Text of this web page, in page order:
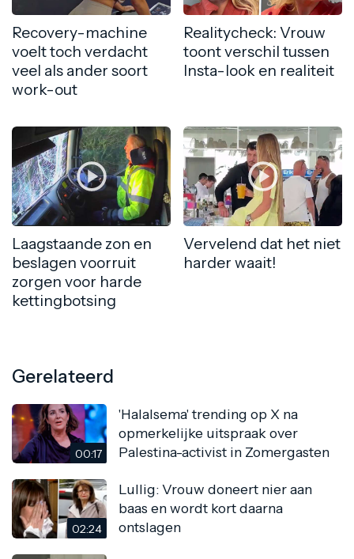
Recovery-machine
voelt toch verdacht
veel als ander soort
work-out
Realitycheck: Vrouw
toont verschil tussen
Insta-look en realiteit
Laagstaande zon en
beslagen voorruit
zorgen voor harde
kettingbotsing
Vervelend dat het niet
harder waait!
Gerelateerd
00:17
'Halalsema' trending op X na
opmerkelijke uitspraak over
Palestina-activist in Zomergasten
02:24
Lullig: Vrouw doneert nier aan
baas en wordt kort daarna
ontslagen